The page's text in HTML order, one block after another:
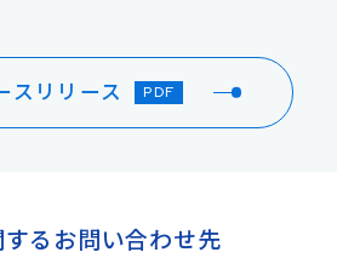
スリリース PDF
るお問い合わせ先